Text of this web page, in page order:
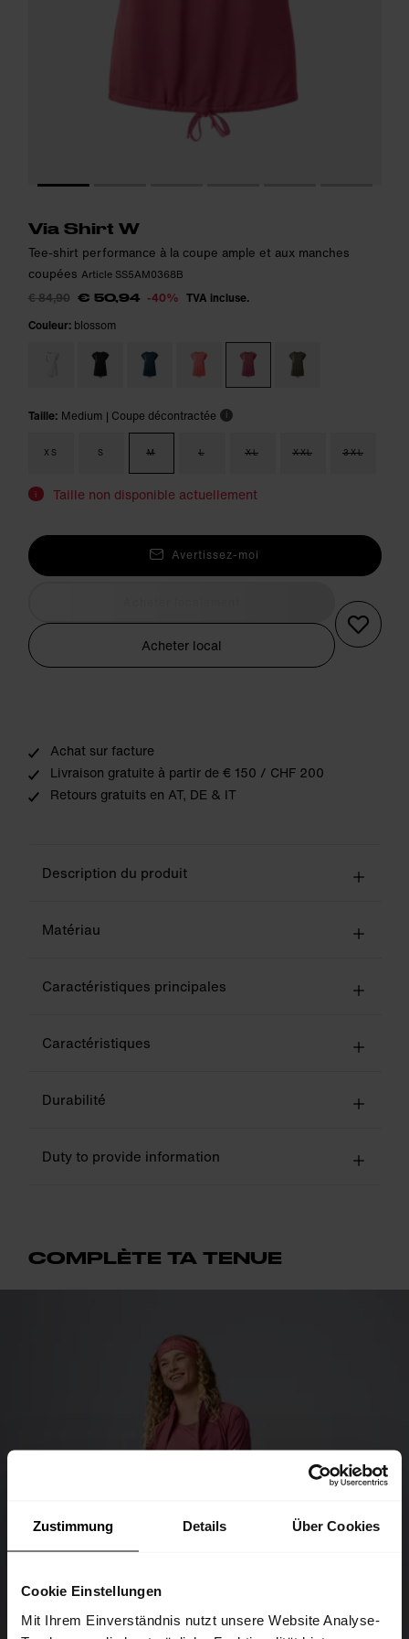
Zustimmung Details Über Cookies
Cookie Einstellungen
Mit Ihrem Einverständnis nutzt unsere Website Analyse-
Via Shirt W
Tee-shirt performance à la coupe ample et aux manches
coupées Article SS5AM0368B
€ 84,90 € 50,94 -40% TVA incluse.
Couleur: blossom
Taille: Medium | Coupe décontractée i
XS S M L XL XXL 3XL
i Taille non disponible actuellement
Avertissez-moi
Acheter local
Achat sur facture
Livraison gratuite à partir de € 150 / CHF 200
Retours gratuits en AT, DE & IT
Description du produit
Matériau
Caractéristiques principales
Caractéristiques
Durabilité
Duty to provide information
COMPLÈTE TA TENUE